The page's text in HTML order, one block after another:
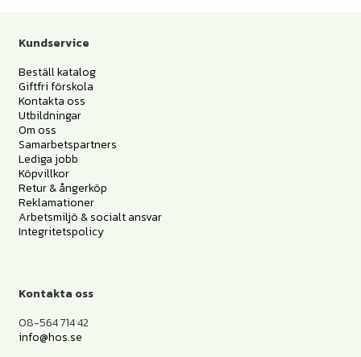
Kundservice
Beställ katalog
Giftfri förskola
Kontakta oss
Utbildningar
Om oss
Samarbetspartners
Lediga jobb
Köpvillkor
Retur & ångerköp
Reklamationer
Arbetsmiljö & socialt ansvar
Integritetspolicy
Kontakta oss
08-564 714 42
info@hos.se